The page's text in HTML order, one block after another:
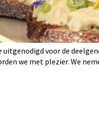
uitgenodigd voor de
we met plezier. We